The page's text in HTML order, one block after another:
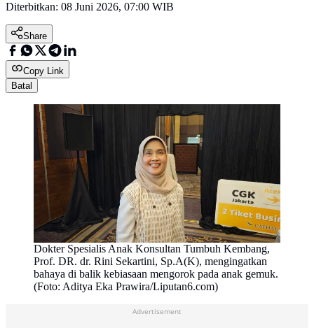
Diterbitkan: 08 Juni 2026, 07:00 WIB
Share
Copy Link
Batal
Dokter Spesialis Anak Konsultan Tumbuh Kembang,
Prof. DR. dr. Rini Sekartini, Sp.A(K), mengingatkan
bahaya di balik kebiasaan mengorok pada anak gemuk.
(Foto: Aditya Eka Prawira/Liputan6.com)
Advertisement